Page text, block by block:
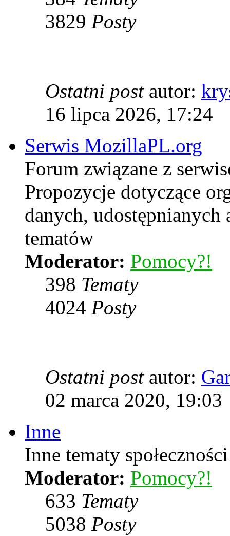
3829 Posty
Ostatni postautor:
16 lipca 2026, 17:24
Serwis MozillaPL.org
Forum związane z
Propozycje dotyczące
danych, udostępnianych
tematów
Moderator: Pomocy?!
398 Tematy
4024 Posty
Ostatni postautor:
02 marca 2020, 19:03
Inne
Inne tematy
Moderator: Pomocy?!
633 Tematy
5038 Posty